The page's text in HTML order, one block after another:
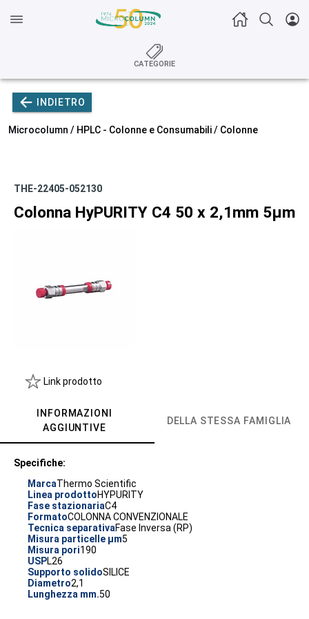
CATEGORIE
INDIETRO
Microcolumn / HPLC - Colonne e Consumabili/ Colonne
THE-22405-052130
Colonna HyPURITY C4 50 x 2,1mm 5µm
Link prodotto
INFORMAZIONI
AGGIUNTIVE
DELLA STESSA FAMIGLIA
Specifiche:
MarcaThermo Scientific
Linea prodottoHYPURITY
Fase stazionariaC4
FormatoCOLONNA CONVENZIONALE
Tecnica separativaFase Inversa (RP)
Misura particelle µm5
Misura pori190
USPL26
Supporto solidoSILICE
Diametro2,1
Lunghezza mm.50